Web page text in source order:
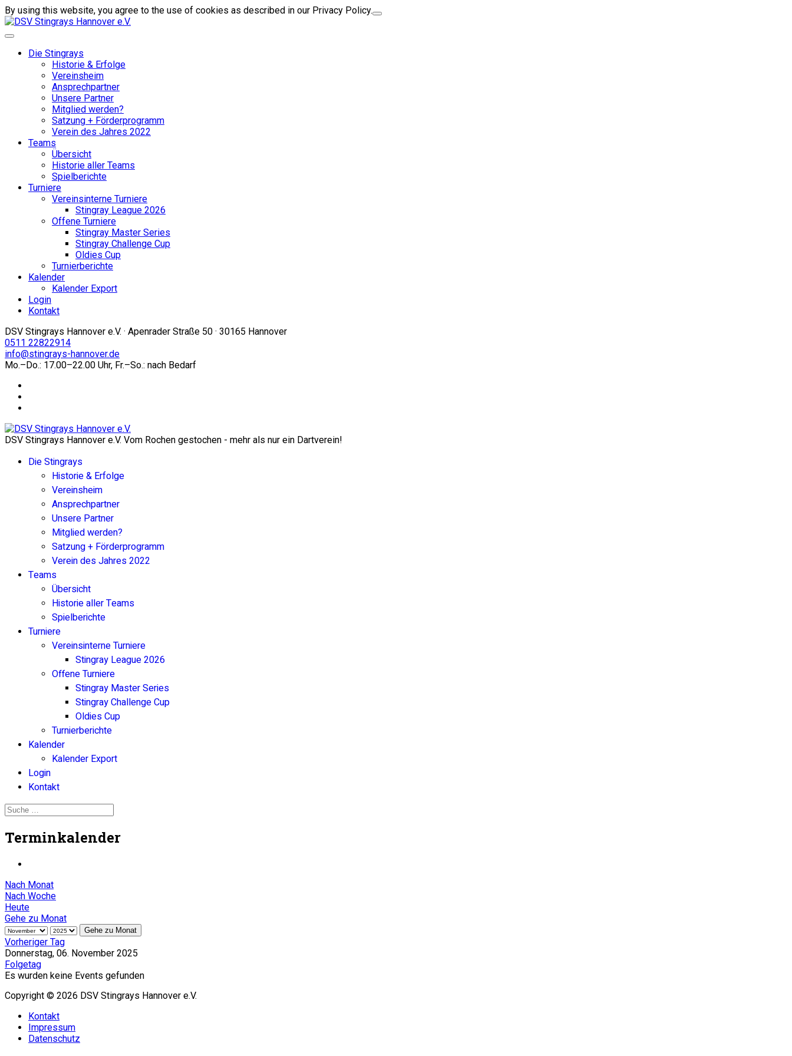
By using this website, you agree to the use of cookies as described in our Privacy Policy.
Die Stingrays
Historie & Erfolge
Vereinsheim
Ansprechpartner
Unsere Partner
Mitglied werden?
Satzung + Förderprogramm
Verein des Jahres 2022
Teams
Übersicht
Historie aller Teams
Spielberichte
Turniere
Vereinsinterne Turniere
Stingray League 2026
Offene Turniere
Stingray Master Series
Stingray Challenge Cup
Oldies Cup
Turnierberichte
Kalender
Kalender Export
Login
Kontakt
DSV Stingrays Hannover e.V. · Apenrader Straße 50 · 30165 Hannover
0511 22822914
info@stingrays-hannover.de
Mo.–Do.: 17.00–22.00 Uhr, Fr.–So.: nach Bedarf
DSV Stingrays Hannover e.V. Vom Rochen gestochen - mehr als nur ein Dartverein!
Die Stingrays
Historie & Erfolge
Vereinsheim
Ansprechpartner
Unsere Partner
Mitglied werden?
Satzung + Förderprogramm
Verein des Jahres 2022
Teams
Übersicht
Historie aller Teams
Spielberichte
Turniere
Vereinsinterne Turniere
Stingray League 2026
Offene Turniere
Stingray Master Series
Stingray Challenge Cup
Oldies Cup
Turnierberichte
Kalender
Kalender Export
Login
Kontakt
Terminkalender
Nach Monat
Nach Woche
Heute
Gehe zu Monat
Gehe zu Monat
Vorheriger Tag
Donnerstag, 06. November 2025
Folgetag
Es wurden keine Events gefunden
Copyright © 2026 DSV Stingrays Hannover e.V.
Kontakt
Impressum
Datenschutz